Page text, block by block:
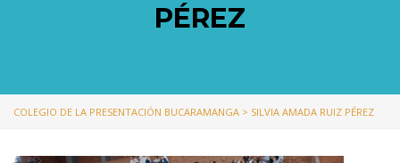
PÉREZ
COLEGIO DE LA PRESENTACIÓN BUCARAMANGA > SILVIA AMADA RUIZ PÉREZ